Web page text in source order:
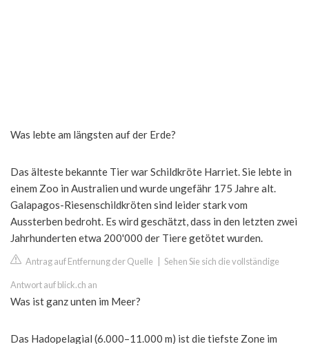
Was lebte am längsten auf der Erde?
Das älteste bekannte Tier war Schildkröte Harriet. Sie lebte in
einem Zoo in Australien und wurde ungefähr 175 Jahre alt.
Galapagos-Riesenschildkröten sind leider stark vom
Aussterben bedroht. Es wird geschätzt, dass in den letzten zwei
Jahrhunderten etwa 200'000 der Tiere getötet wurden.
Antrag auf Entfernung der Quelle Sehen Sie sich die vollständige
Antwort auf blick.ch an
Was ist ganz unten im Meer?
Das Hadopelagial (6.000–11.000 m) ist die tiefste Zone im